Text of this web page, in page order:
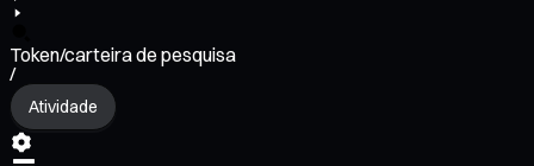
Token/carteira de pesquisa
/
Atividade